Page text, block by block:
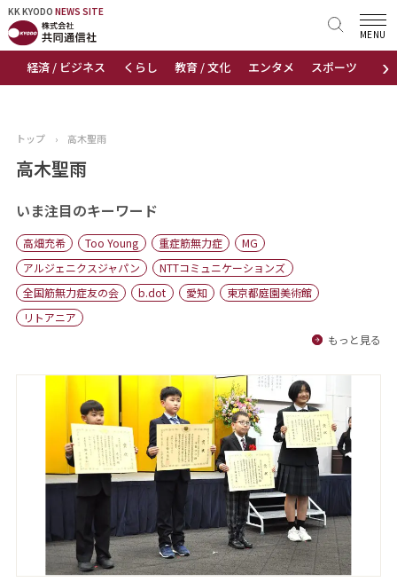
KK KYODO NEWS SITE
›
経済 / ビジネス くらし 教育 / 文化 エンタメ スポーツ 地域
MENU
KK KYODONEWS SITE
トップページ
ニュース
おすすめコンテンツ
出版物
会社概要
トップ › 高木聖雨
高木聖雨
いま注目のキーワード
高畑充希 Too Young 重症筋無力症
MG
アルジェニクスジャパン
NTTコミュニケーションズ
全国筋無力症友の会
b.dot 愛知
東京都庭園美術館
リトアニア
もっと見る